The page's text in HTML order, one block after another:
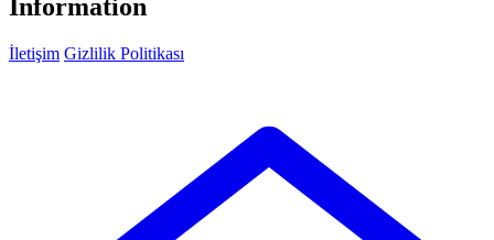
Information
İletişim Gizlilik Politikası